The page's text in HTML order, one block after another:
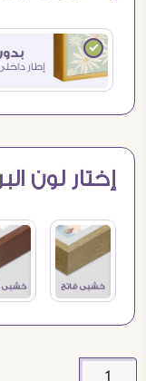
إختار لون